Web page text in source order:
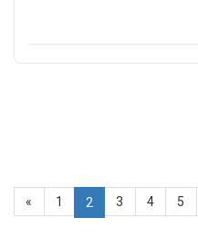
« 1 2 3 4 5